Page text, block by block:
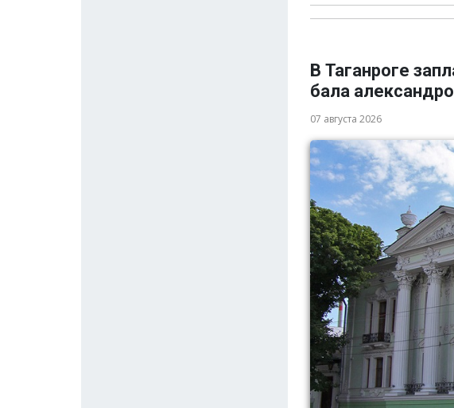
В Таганроге
бала
07 августа 2026